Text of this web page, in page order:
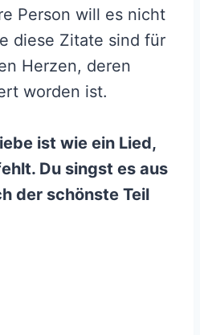
Person will es nicht
diese Zitate sind für
Herzen, deren
worden ist.
ist wie ein Lied,
Du singst es aus
der schönste Teil